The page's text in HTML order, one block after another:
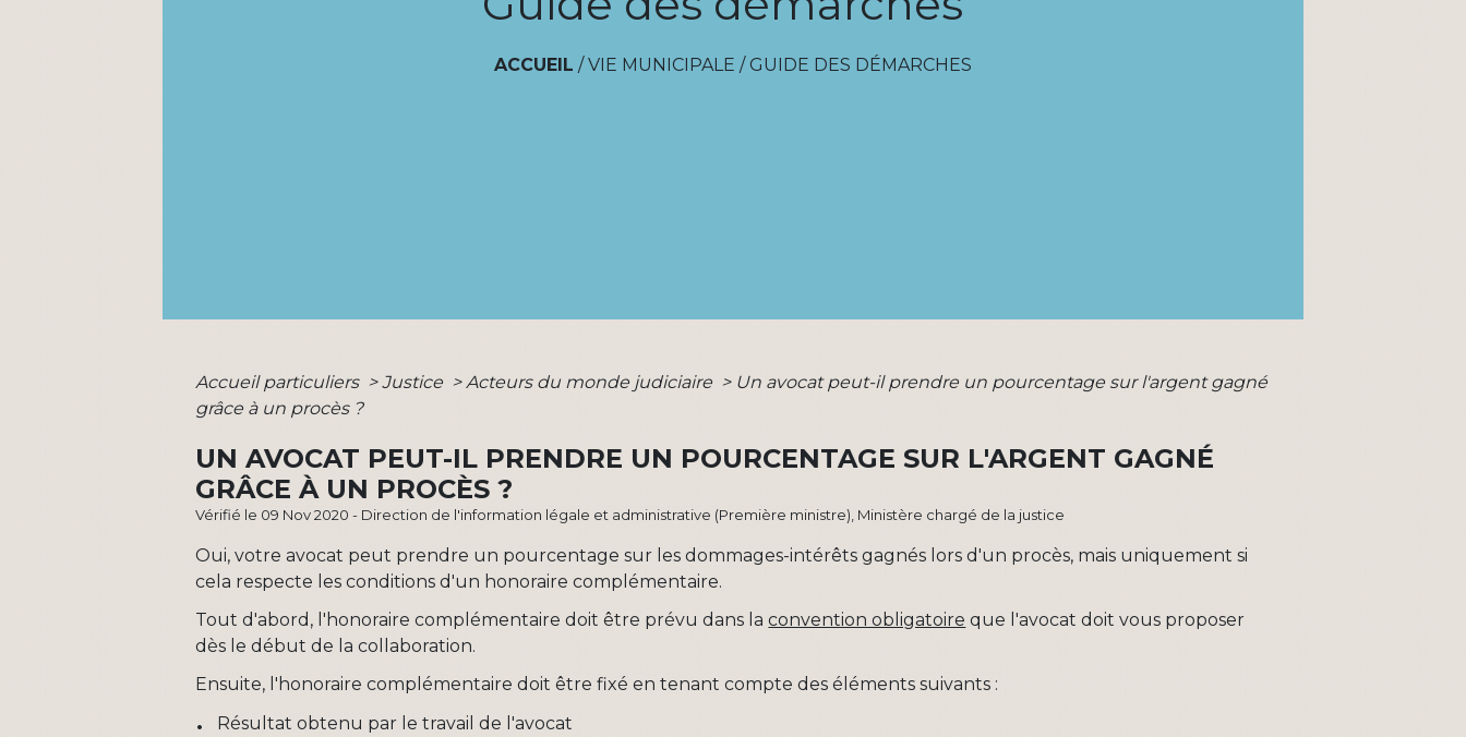
ACCUEIL /VIE MUNICIPALE / GUIDE DES DÉMARCHES
Accueil particuliers > Justice > Acteurs du monde judiciaire > Un avocat peut-il prendre un pourcentage sur l'argent gagné
grâce à un procès ?
UN AVOCAT PEUT-IL PRENDRE UN POURCENTAGE SUR L'ARGENT GAGNÉ
GRÂCE À UN PROCÈS ?
Vérifié le 09 Nov 2020 - Direction de l'information légale et administrative (Première ministre), Ministère chargé de la justice
Oui, votre avocat peut prendre un pourcentage sur les dommages-intérêts gagnés lors d'un procès, mais uniquement si
cela respecte les conditions d'un honoraire complémentaire.
Tout d'abord, l'honoraire complémentaire doit être prévu dans laconvention obligatoire que l'avocat doit vous proposer
dès le début de la collaboration.
Ensuite, l'honoraire complémentaire doit être fixé en tenant compte des éléments suivants :
Résultat obtenu par le travail de l'avocat